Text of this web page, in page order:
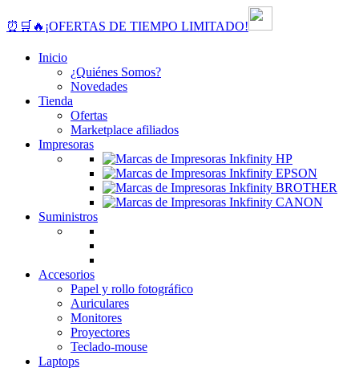
⏰🛒🔥¡OFERTAS DE TIEMPO LIMITADO!
Inicio
¿Quiénes Somos?
Novedades
Tienda
Ofertas
Marketplace afiliados
Impresoras
Suministros
Accesorios
Papel y rollo fotográfico
Auriculares
Monitores
Proyectores
Teclado-mouse
Laptops